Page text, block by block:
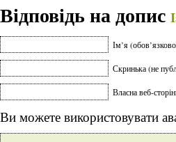
Відповідь на допис
Ім’я
Скринька (не
Власна веб-
Ви можете використовувати